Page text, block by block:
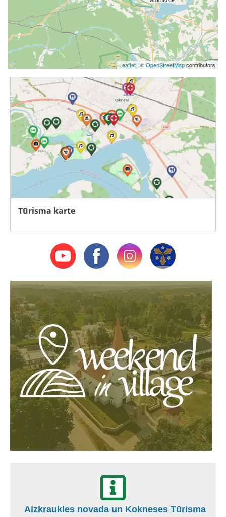
Leaflet | ©OpenStreetMapcontributors
Tūrisma karte
Aizkraukles novada un Kokneses Tūrisma